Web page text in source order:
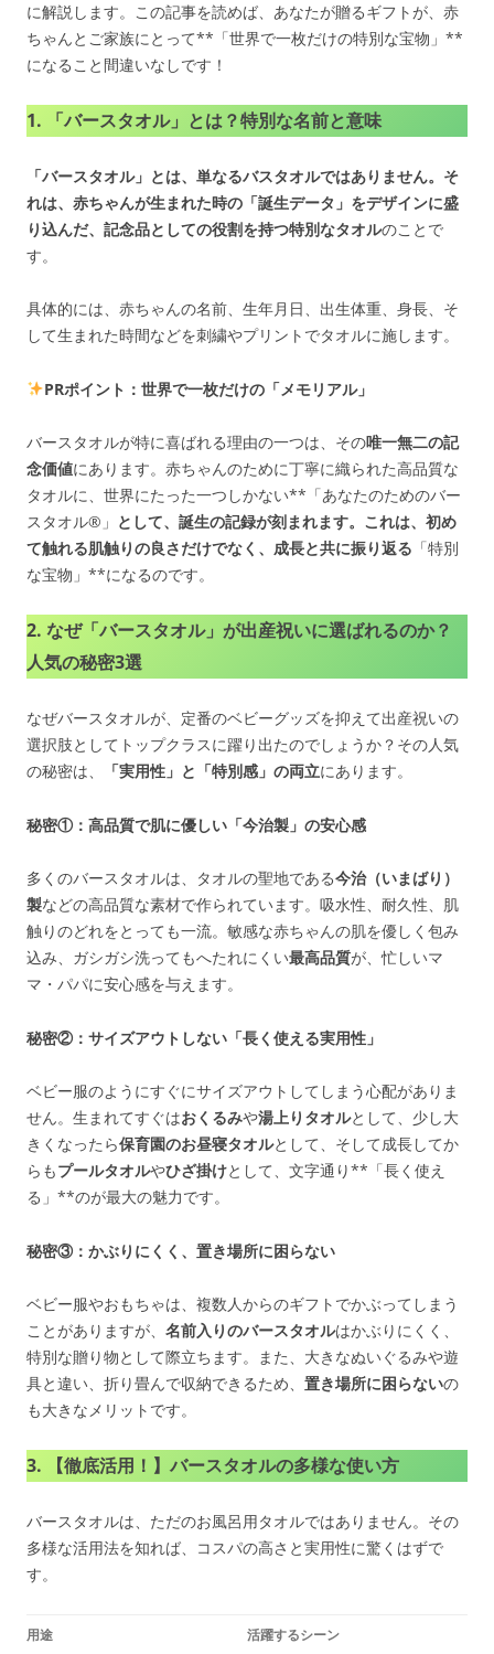
に解説します。この記事を読めば、あなたが贈るギフトが、赤
ちゃんとご家族にとって**「世界で一枚だけの特別な宝物」**
になること間違いなしです！
1. 「バースタオル」とは？特別な名前と意味
「バースタオル」とは、単なるバスタオルではありません。そ
れは、赤ちゃんが生まれた時の「誕生データ」をデザインに盛
り込んだ、記念品としての役割を持つ特別なタオルのことで
す。
具体的には、赤ちゃんの名前、生年月日、出生体重、身長、そ
して生まれた時間などを刺繍やプリントでタオルに施します。
PRポイント：世界で一枚だけの「メモリアル」
バースタオルが特に喜ばれる理由の一つは、その唯一無二の記
念価値にあります。赤ちゃんのために丁寧に織られた高品質な
タオルに、世界にたった一つしかない**「あなたのためのバー
スタオル®」 として、誕生の記録が刻まれます。これは、初め
て触れる肌触りの良さだけでなく、成長と共に振り返る 「特別
な宝物」**になるのです。
2. なぜ「バースタオル」が出産祝いに選ばれるのか？
人気の秘密3選
なぜバースタオルが、定番のベビーグッズを抑えて出産祝いの
選択肢としてトップクラスに躍り出たのでしょうか？その人気
の秘密は、
「実用性」と「特別感」の両立にあります。
秘密①：高品質で肌に優しい「今治製」の安心感
多くのバースタオルは、タオルの聖地である今治（いまばり）
製などの高品質な素材で作られています。吸水性、耐久性、肌
触りのどれをとっても一流。敏感な赤ちゃんの肌を優しく包み
込み、ガシガシ洗ってもへたれにくい最高品質が、忙しいマ
マ・パパに安心感を与えます。
秘密②：サイズアウトしない「長く使える実用性」
ベビー服のようにすぐにサイズアウトしてしまう心配がありま
せん。生まれてすぐはおくるみや湯上りタオルとして、少し大
きくなったら保育園のお昼寝タオルとして、そして成長してか
らもプールタオルやひざ掛けとして、文字通り**「長く使え
る」**のが最大の魅力です。
秘密③：かぶりにくく、置き場所に困らない
ベビー服やおもちゃは、複数人からのギフトでかぶってしまう
ことがありますが、 名前入りのバースタオルはかぶりにくく、
特別な贈り物として際立ちます。また、大きなぬいぐるみや遊
具と違い、折り畳んで収納できるため、 置き場所に困らないの
も大きなメリットです。
3. 【徹底活用！】バースタオルの多様な使い方
バースタオルは、ただのお風呂用タオルではありません。その
多様な活用法を知れば、コスパの高さと実用性に驚くはずで
す。
用途 活躍するシーン